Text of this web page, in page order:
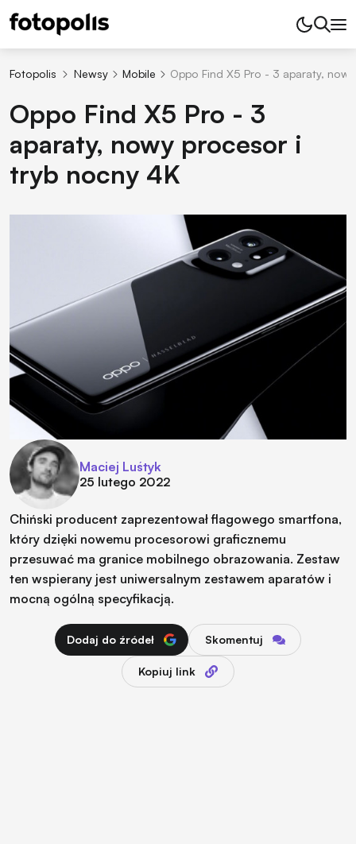
Fotopolis Newsy Mobile Oppo Find X5 Pro - 3 aparaty,
Oppo Find X5 Pro - 3
aparaty, nowy procesor i
tryb nocny 4K
Maciej Luśtyk
25 lutego 2022
Chiński producent zaprezentował flagowego smartfona,
który dzięki nowemu procesorowi graficznemu
przesuwać ma granice mobilnego obrazowania. Zestaw
ten wspierany jest uniwersalnym zestawem aparatów i
mocną ogólną specyfikacją.
Dodaj do źródeł Skomentuj
Kopiuj link